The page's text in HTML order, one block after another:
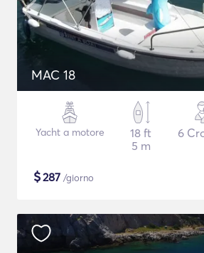
MAC 18
Yacht a motore
18 ft
5 m
6
$287 /giorno